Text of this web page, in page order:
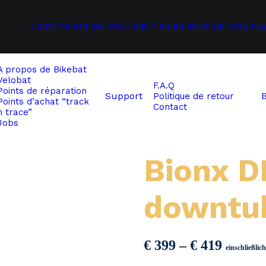
052/719 919 (9h-17h) +33 7 50 69 99 62 (9h-17h)
propos de Bikebat
de réparation
d’achat “track
trace”
Support
F.A.Q
Politique de retour
Contact
Bionx
€ 399 –€ 419